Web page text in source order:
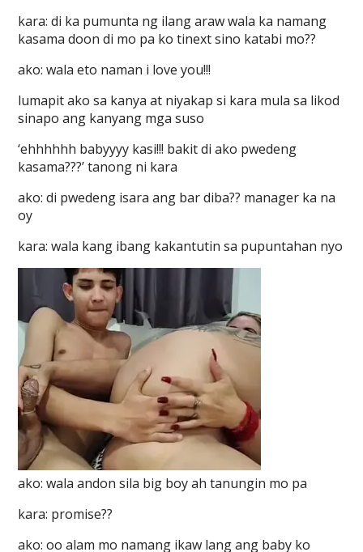
kara: di ka pumunta ng ilang araw wala ka namang
kasama doon di mo pa ko tinext sino katabi mo??
ako: wala eto naman i love you!!!
lumapit ako sa kanya at niyakap si kara mula sa likod
sinapo ang kanyang mga suso
‘ehhhhhh babyyyy kasi!!! bakit di ako pwedeng
kasama???’ tanong ni kara
ako: di pwedeng isara ang bar diba?? manager ka na
oy
kara: wala kang ibang kakantutin sa pupuntahan nyo
ako: wala andon sila big boy ah tanungin mo pa
kara: promise??
ako: oo alam mo namang ikaw lang ang baby ko